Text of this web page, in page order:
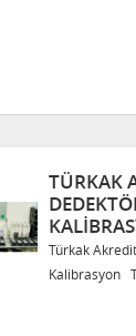
TÜRKAK
Türkak
Kalibrasyon